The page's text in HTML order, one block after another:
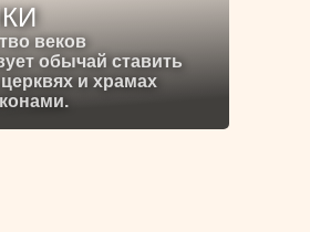
веков
обычай ставить
и храмах